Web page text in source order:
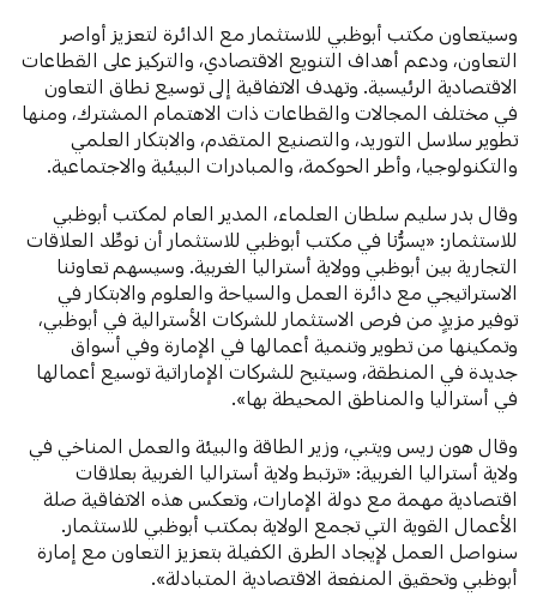
وسيتعاون مكتب أبوظبي للاستثمار مع الدائرة لتعزيز أواصر
التعاون، ودعم أهداف التنويع الاقتصادي، والتركيز على القطاعات
الاقتصادية الرئيسية. وتهدف الاتفاقية إلى توسيع نطاق التعاون
في مختلف المجالات والقطاعات ذات الاهتمام المشترك، ومنها
تطوير سلاسل التوريد، والتصنيع المتقدم، والابتكار العلمي
والتكنولوجيا، وأطر الحوكمة، والمبادرات البيئية والاجتماعية.
وقال بدر سليم سلطان العلماء، المدير العام لمكتب أبوظبي
للاستثمار: «يسرُّنا في مكتب أبوظبي للاستثمار أن نوطِّد العلاقات
التجارية بين أبوظبي وولاية أستراليا الغربية. وسيسهم تعاوننا
الاستراتيجي مع دائرة العمل والسياحة والعلوم والابتكار في
توفير مزيدٍ من فرص الاستثمار للشركات الأسترالية في أبوظبي،
وتمكينها من تطوير وتنمية أعمالها في الإمارة وفي أسواق
جديدة في المنطقة، وسيتيح للشركات الإماراتية توسيع أعمالها
في أستراليا والمناطق المحيطة بها».
وقال هون ريس ويتبي، وزير الطاقة والبيئة والعمل المناخي في
ولاية أستراليا الغربية: «ترتبط ولاية أستراليا الغربية بعلاقات
اقتصادية مهمة مع دولة الإمارات، وتعكس هذه الاتفاقية صلة
الأعمال القوية التي تجمع الولاية بمكتب أبوظبي للاستثمار.
سنواصل العمل لإيجاد الطرق الكفيلة بتعزيز التعاون مع إمارة
أبوظبي وتحقيق المنفعة الاقتصادية المتبادلة».